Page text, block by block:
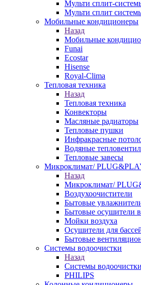
Мульти сплит-
Мульти сплит
Мобильные кондиционеры
Назад
Мобильные
Funai
Ecostar
Hisense
Royal-Clima
Тепловая техника
Назад
Тепловая техника
Конвекторы
Масляные радиаторы
Тепловые пушки
Инфракрасные
Водяные
Тепловые завесы
Микроклимат/
Назад
Микроклимат/
Воздухоочистители
Бытовые
Бытовые осушители
Мойки воздуха
Осушители для
Бытовые
Системы водоочистки
Назад
Системы водоочистки
PHILIPS